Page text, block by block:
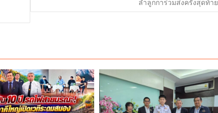
ลำลูกการ่วมส่งครั้งสุดท้าย